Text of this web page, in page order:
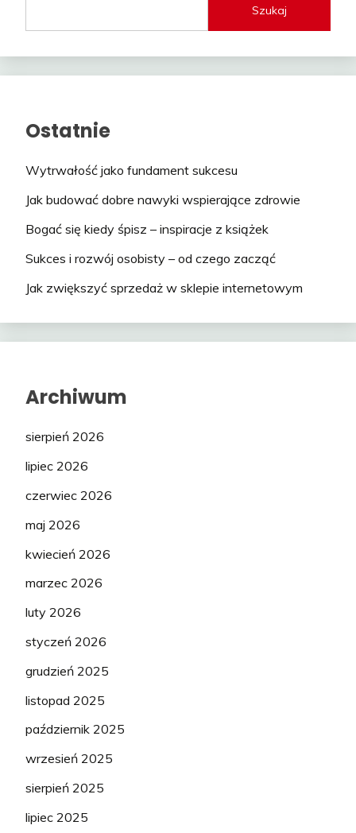
Szukaj
Ostatnie
Wytrwałość jako fundament sukcesu
Jak budować dobre nawyki wspierające zdrowie
Bogać się kiedy śpisz – inspiracje z książek
Sukces i rozwój osobisty – od czego zacząć
Jak zwiększyć sprzedaż w sklepie internetowym
Archiwum
sierpień 2026
lipiec 2026
czerwiec 2026
maj 2026
kwiecień 2026
marzec 2026
luty 2026
styczeń 2026
grudzień 2025
listopad 2025
październik 2025
wrzesień 2025
sierpień 2025
lipiec 2025